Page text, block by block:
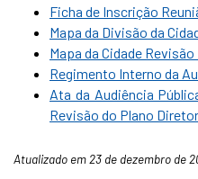
Ficha de Inscrição
Mapa da Divisão da
Mapa da Cidade
Regimento Interno da
Ata da Audiência
Revisão do Plano Diretor
Atualizado em 23 de dezembro de